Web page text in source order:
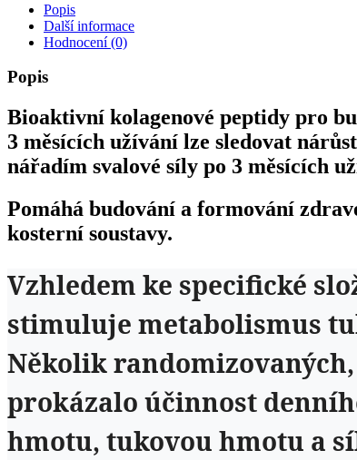
svalstvo.
Pomáhá
budovat
zdravé
svalstvo
svalovou
sílu!
Pomáhá
snížit
tuku!
Dávka
na
množství
Popis
Další informace
Hodnocení (0)
Popis
Bioaktivní kolagenové peptidy pro
3 měsících užívání lze sledovat
nářadím svalové síly po 3 měsících
Pomáhá budování a formování
kosterní soustavy.
Vzhledem ke specifické
stimuluje metabolismus
Několik
prokázalo účinnost
hmotu, tukovou hmotu a